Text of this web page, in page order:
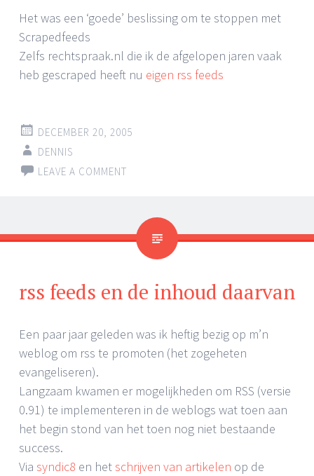
Het was een ‘goede’ beslissing om te stoppen met
Scrapedfeeds
Zelfs rechtspraak.nl die ik de afgelopen jaren vaak
heb gescraped heeft nu eigen rss feeds
DECEMBER 20, 2005
DENNIS
LEAVE A COMMENT
rss feeds en de inhoud daarvan
Een paar jaar geleden was ik heftig bezig op m’n
weblog om rss te promoten (het zogeheten
evangeliseren).
Langzaam kwamen er mogelijkheden om RSS (versie
0.91) te implementeren in de weblogs wat toen aan
het begin stond van het toen nog niet bestaande
success.
Via syndic8 en hetschrijven van artikelen op de